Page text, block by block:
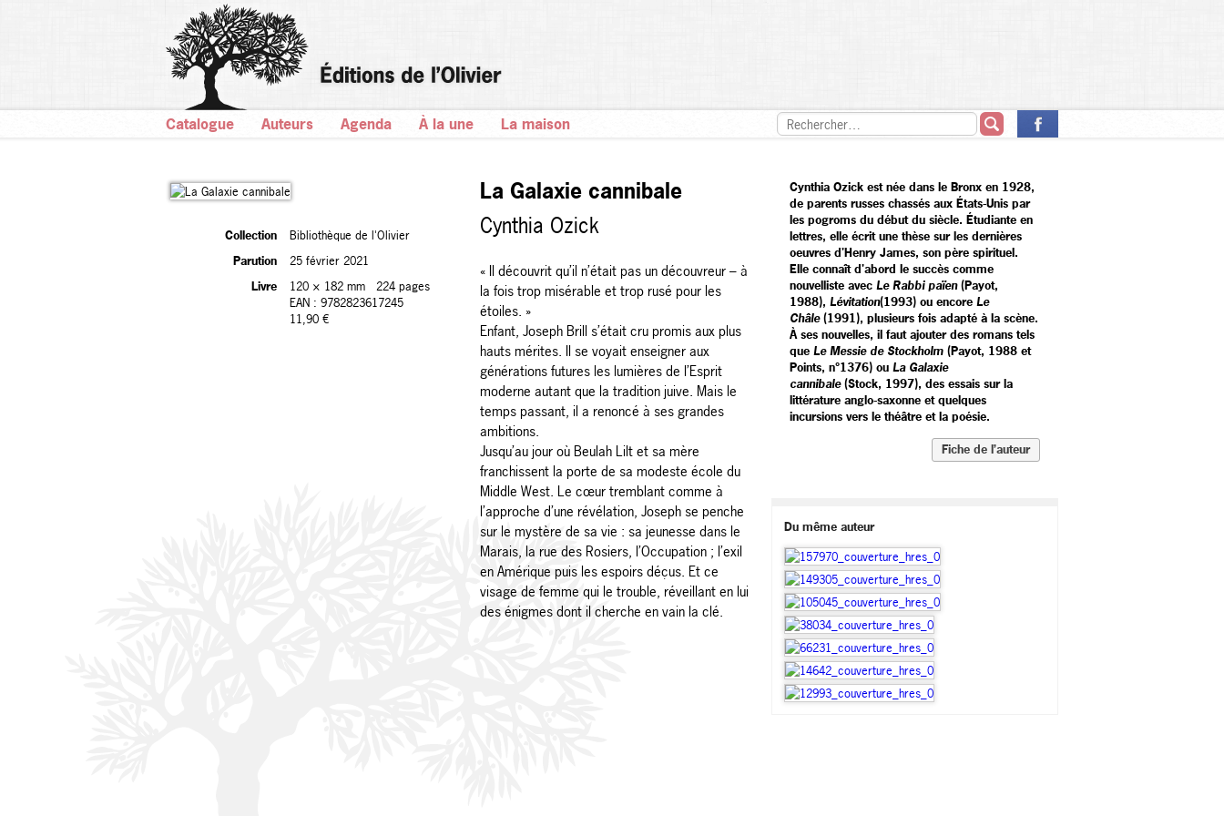
Catalogue Auteurs Agenda À la une La maison
Collection
Bibliothèque de l'Olivier
Parution
25 février 2021
Livre
120 × 182 mm
224 pages
EAN : 9782823617245
11,90 €
La Galaxie cannibale
Cynthia Ozick
« Il découvrit qu’il n’était pas un découvreur – à
la fois trop misérable et trop rusé pour les
étoiles. »
Enfant, Joseph Brill s’était cru promis aux plus
hauts mérites. Il se voyait enseigner aux
générations futures les lumières de l’Esprit
moderne autant que la tradition juive. Mais le
temps passant, il a renoncé à ses grandes
ambitions.
Jusqu’au jour où Beulah Lilt et sa mère
franchissent la porte de sa modeste école du
Middle West. Le cœur tremblant comme à
l’approche d’une révélation, Joseph se penche
sur le mystère de sa vie : sa jeunesse dans le
Marais, la rue des Rosiers, l’Occupation ; l’exil
en Amérique puis les espoirs déçus. Et ce
visage de femme qui le trouble, réveillant en lui
des énigmes dont il cherche en vain la clé.
Cynthia Ozick est née dans le Bronx en 1928,
de parents russes chassés aux États-Unis par
les pogroms du début du siècle. Étudiante en
lettres, elle écrit une thèse sur les dernières
oeuvres d'Henry James, son père spirituel.
Elle connaît d'abord le succès comme
nouvelliste avec Le Rabbi païen(Payot,
1988), Lévitation(1993) ou encore Le
Châle(1991), plusieurs fois adapté à la scène.
À ses nouvelles, il faut ajouter des romans tels
que Le Messie de Stockholm (Payot, 1988 et
Points, n°1376) ou La Galaxie
cannibale(Stock, 1997), des essais sur la
littérature anglo-saxonne et quelques
incursions vers le théâtre et la poésie.
Fiche de l’auteur
Du même auteur